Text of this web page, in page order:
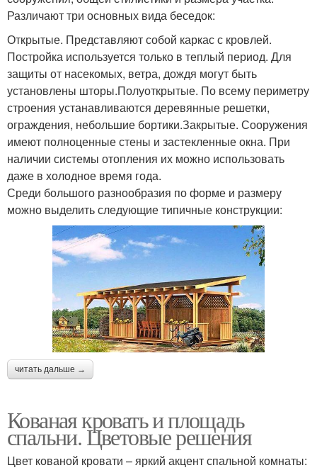
Различают три основных вида беседок:
Открытые. Представляют собой каркас с кровлей.
Постройка используется только в теплый период. Для
защиты от насекомых, ветра, дождя могут быть
установлены шторы.Полуоткрытые. По всему периметру
строения устанавливаются деревянные решетки,
ограждения, небольшие бортики.Закрытые. Сооружения
имеют полноценные стены и застекленные окна. При
наличии системы отопления их можно использовать
даже в холодное время года.
Среди большого разнообразия по форме и размеру
можно выделить следующие типичные конструкции:
читать дальше →
Кованая кровать и площадь
спальни. Цветовые решения
Цвет кованой кровати – яркий акцент спальной комнаты: